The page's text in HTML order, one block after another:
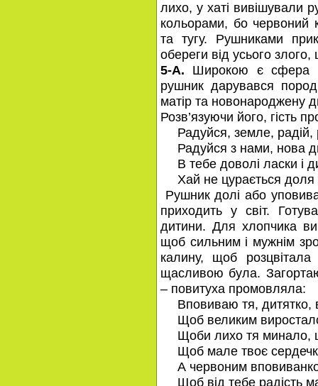
лихо, у хаті вивішували
кольорами, бо червоний
та тугу. Рушниками
обереги від усього
5-А. Широкою є сфера
рушник дарувався
матір та новонароджену
Розв’язуючи його, гість
Радуйся, земле, радій,
Радуйся з нами, нова
В тебе доволі ласки і
Хай не цурається
Рушник долі або
приходить у світ.
дитини. Для хлопчика
щоб сильним і мужнім
калину, щоб
щасливою була.
– повитуха промовляла:
Вповиваю тя, дитятко,
Щоб великим
Щоби лихо тя минало,
Щоб мале твоє
А червоним
Щоб від тебе радість